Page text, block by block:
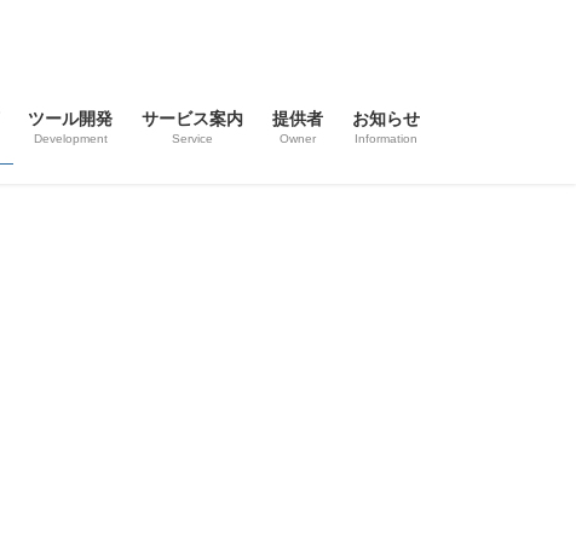
ツール開発
Development
サービス案内
Service
提供者
Owner
お知らせ
Information